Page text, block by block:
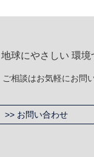
球にやさしい 環境
相談はお気軽にお問
>> お問い合わせ